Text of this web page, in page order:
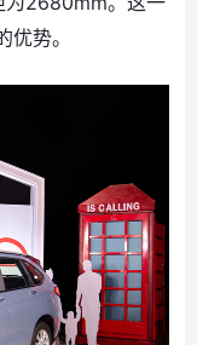
势。